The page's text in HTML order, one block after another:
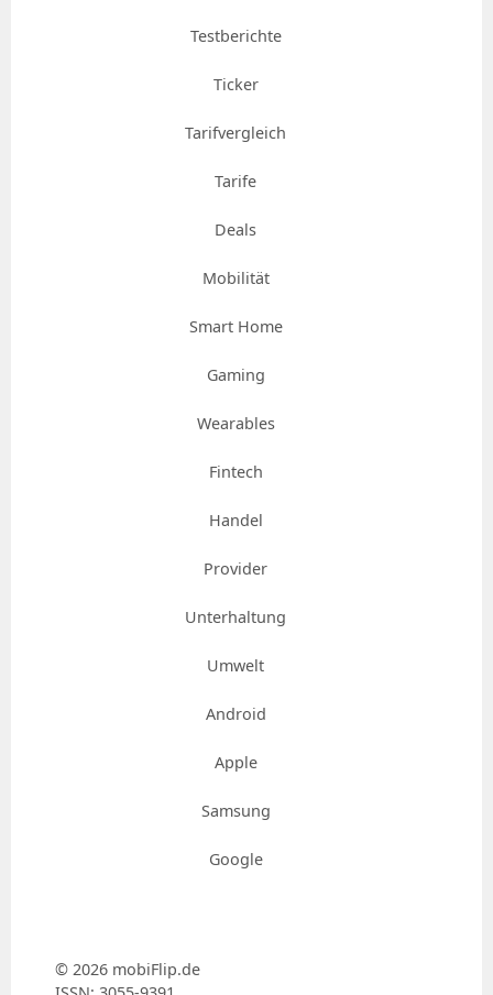
Testberichte
Ticker
Tarifvergleich
Tarife
Deals
Mobilität
Smart Home
Gaming
Wearables
Fintech
Handel
Provider
Unterhaltung
Umwelt
Android
Apple
Samsung
Google
© 2026 mobiFlip.de